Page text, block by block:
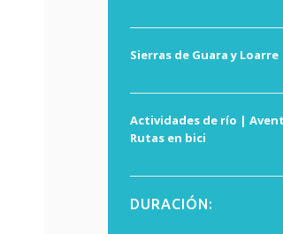
Sierras de Guara y Loarre
Actividades de río |
Rutas en bici
DURACIÓN: